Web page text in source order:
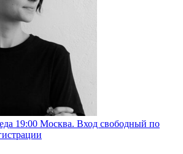
19:00 Москва. Вход свободный по